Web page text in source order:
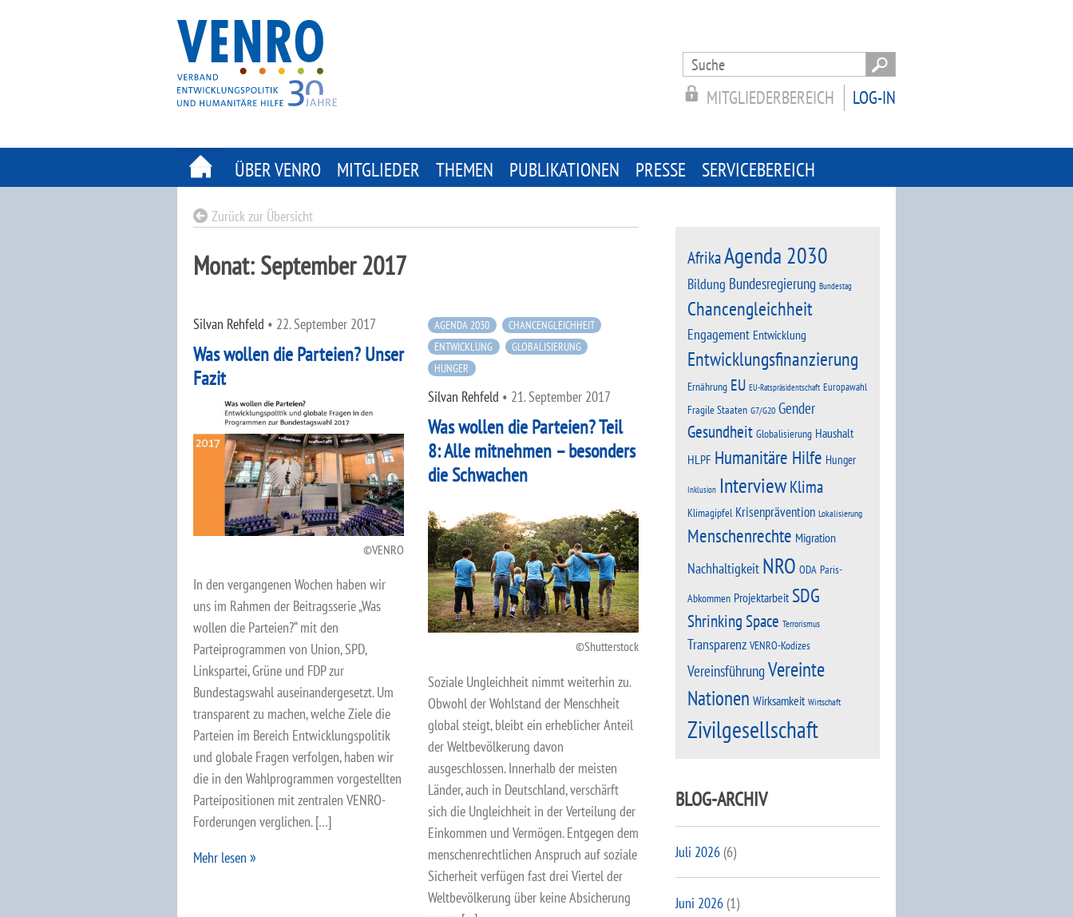
Search
for:
LOG-IN
MITGLIEDERBEREICH
ÜBER VENRO MITGLIEDER THEMEN PUBLIKATIONEN PRESSE SERVICEBEREICH
Zurück zur Übersicht
Monat:September 2017
Silvan Rehfeld • 22. September 2017
Was wollen die Parteien? Unser
Fazit
VENRO
In den vergangenen Wochen haben wir
uns im Rahmen der Beitragsserie „Was
wollen die Parteien?“ mit den
Parteiprogrammen von Union, SPD,
Linkspartei, Grüne und FDP zur
Bundestagswahl auseinandergesetzt. Um
transparent zu machen, welche Ziele die
Parteien im Bereich Entwicklungspolitik
und globale Fragen verfolgen, haben wir
die in den Wahlprogrammen vorgestellten
Parteipositionen mit zentralen VENRO-
Forderungen verglichen. […]
Mehr lesen
AGENDA 2030
CHANCENGLEICHHEIT
ENTWICKLUNG
GLOBALISIERUNG
HUNGER
Silvan Rehfeld • 21. September 2017
Was wollen die Parteien? Teil
8: Alle mitnehmen – besonders
die Schwachen
Shutterstock
Soziale Ungleichheit nimmt weiterhin zu.
Obwohl der Wohlstand der Menschheit
global steigt, bleibt ein erheblicher Anteil
der Weltbevölkerung davon
ausgeschlossen. Innerhalb der meisten
Länder, auch in Deutschland, verschärft
sich die Ungleichheit in der Verteilung der
Einkommen und Vermögen. Entgegen dem
menschenrechtlichen Anspruch auf soziale
Sicherheit verfügen fast drei Viertel der
Weltbevölkerung über keine Absicherung
AfrikaAgenda 2030
Bildung Bundesregierung Bundestag
Chancengleichheit
Engagement Entwicklung
Entwicklungsfinanzierung
Ernährung EU EU-Ratspräsidentschaft Europawahl
Fragile Staaten G7/G20 Gender
Gesundheit Globalisierung Haushalt
HLPF Humanitäre Hilfe Hunger
Inklusion Interview Klima
Klimagipfel Krisenprävention Lokalisierung
Menschenrechte Migration
Nachhaltigkeit NRO ODA Paris-
Abkommen Projektarbeit SDG
Shrinking Space Terrorismus
Transparenz VENRO-Kodizes
VereinsführungVereinte
Nationen Wirksamkeit Wirtschaft
Zivilgesellschaft
BLOG-ARCHIV
Juli 2026(6)
Juni 2026(1)